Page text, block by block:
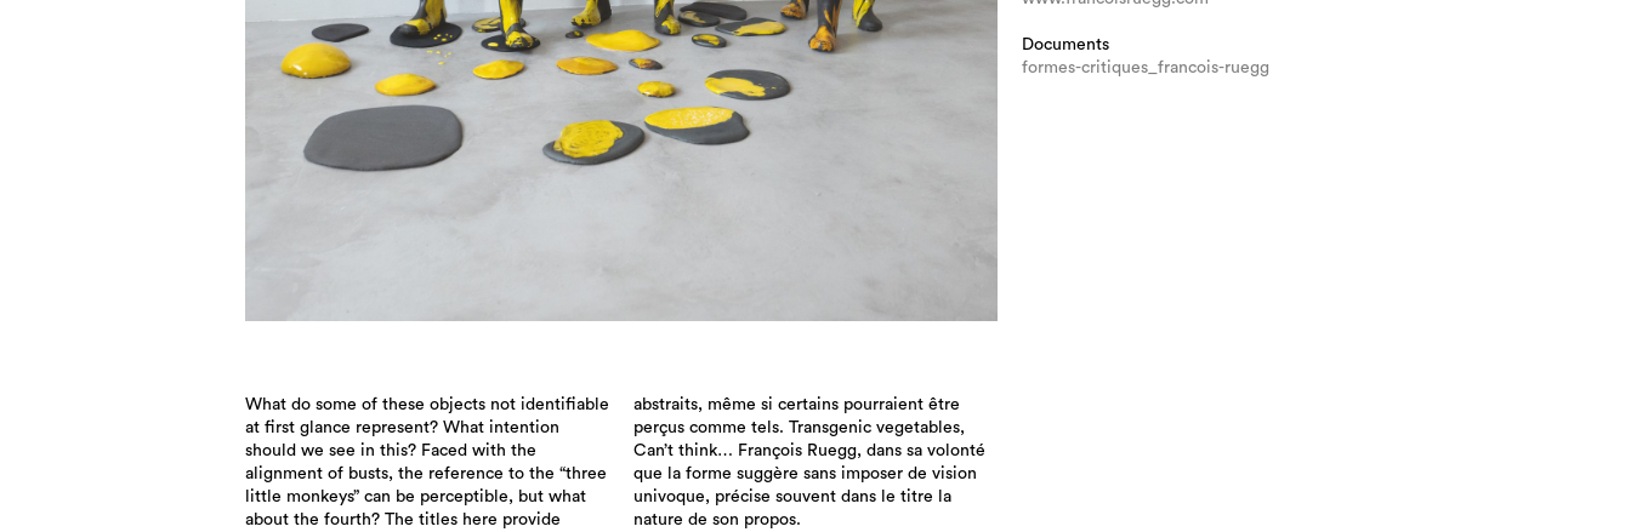
What do some of these objects not identifiable
at first glance represent? What intention
should we see in this? Faced with the
alignment of busts, the reference to the “three
little monkeys” can be perceptible, but what
about the fourth? The titles here provide
abstraits, même si certains pourraient être
perçus comme tels. Transgenic vegetables,
Can’t think… François Ruegg, dans sa volonté
que la forme suggère sans imposer de vision
univoque, précise souvent dans le titre la
nature de son propos.
Documents
formes-critiques_francois-ruegg